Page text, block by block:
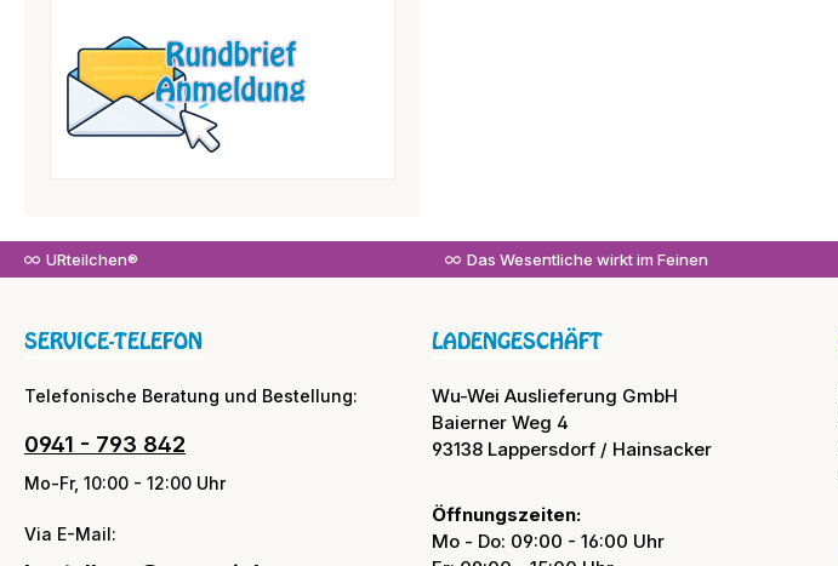
URteilchen® Das Wesentliche wirkt im Feinen
SERVICE-TELEFON
Telefonische Beratung und Bestellung:
0941 - 793 842
Mo-Fr, 10:00 - 12:00 Uhr
Via E-Mail:
LADENGESCHÄFT
Wu-Wei Auslieferung GmbH
Baierner Weg 4
93138 Lappersdorf / Hainsacker
Öffnungszeiten:
Mo - Do: 09:00 - 16:00 Uhr